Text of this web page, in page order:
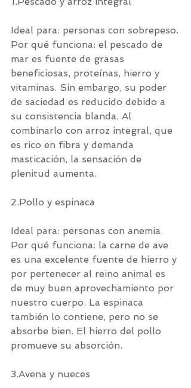
Ideal para: personas con sobrepeso.
Por qué funciona: el pescado de
mar es fuente de grasas
beneficiosas, proteínas, hierro y
vitaminas. Sin embargo, su poder
de saciedad es reducido debido a
su consistencia blanda. Al
combinarlo con arroz integral, que
es rico en fibra y demanda
masticación, la sensación de
plenitud aumenta.
2.Pollo y espinaca
Ideal para: personas con anemia.
Por qué funciona: la carne de ave
es una excelente fuente de hierro y
por pertenecer al reino animal es
de muy buen aprovechamiento por
nuestro cuerpo. La espinaca
también lo contiene, pero no se
absorbe bien. El hierro del pollo
promueve su absorción.
3.Avena y nueces